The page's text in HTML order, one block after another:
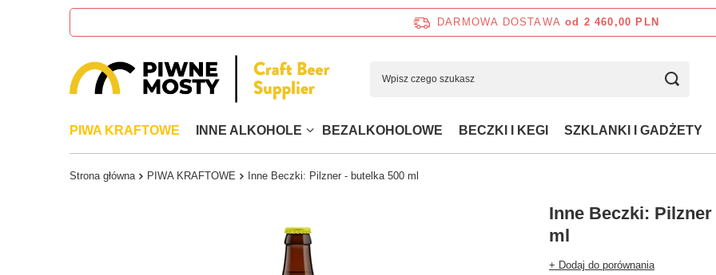
DARMOWA DOSTAWA od 2 460,00 PLN
PIWA KRAFTOWE INNE ALKOHOLE BEZALKOHOLOWE BECZKI I KEGI SZKLANKI I GADŻETY
Strona główna PIWA KRAFTOWE Inne Beczki: Pilzner - butelka 500 ml
Inne Beczki:
ml
+ Dodaj do porównania